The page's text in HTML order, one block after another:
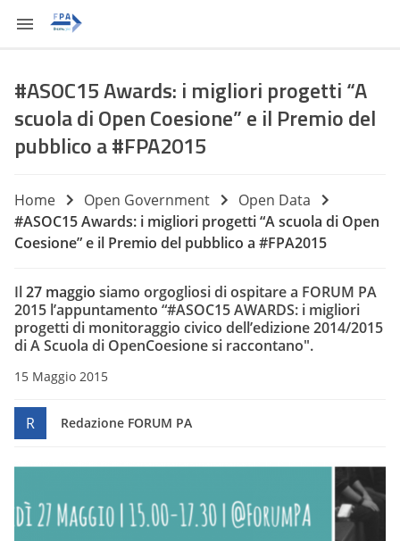
#ASOC15 Awards: i migliori progetti “A
scuola di Open Coesione” e il Premio del
pubblico a #FPA2015
Home Open Government
Open Data
#ASOC15 Awards: i migliori progetti “A scuola di Open
Coesione” e il Premio del pubblico a #FPA2015
Il27 maggio siamo orgogliosi di ospitare a FORUM PA
2015 l’appuntamento “#ASOC15 AWARDS: i migliori
progetti di monitoraggio civico dell’edizione 2014/2015
di A Scuola di OpenCoesione si raccontano".
15 Maggio 2015
R Redazione FORUM PA